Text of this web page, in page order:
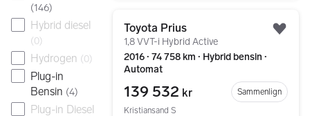
(146)
Hybrid diesel
(0)
Hydrogen (0)
Plug-in
Bensin (4)
Plug-in Diesel
Toyota Prius
1,8 VVT-i Hybrid Active
2016 ∙ 74 758 km ∙ Hybrid bensin ∙
Automat
139 532 kr
Sammenlign
Kristiansand S